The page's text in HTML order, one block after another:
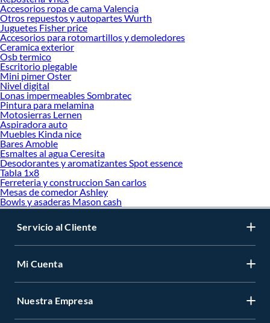
Accesorios ropa de cama Valencia
Otros repuestos y autopartes Wurth
Juguetes Fisher price
Accesorios para rotomartillos y demoledores
Ceramica exterior
Osb termico
Escritorio plegable
Mini pimer Oster
Nivel digital
Lonas impermeables Sombratec
Pintura para melamina
Motosierras Lernen
Aspiradora auto
Muebles Kinda nice
Bares Amoble
Esmaltes al agua Ceresita
Desodorantes y aromatizantes Spot essence
Tabla 1x8
Ferreteria y construccion San carlos
Mesas de comedor Ashley
Bowls y asaderas Mason cash
Servicio al Cliente
Mi Cuenta
Nuestra Empresa